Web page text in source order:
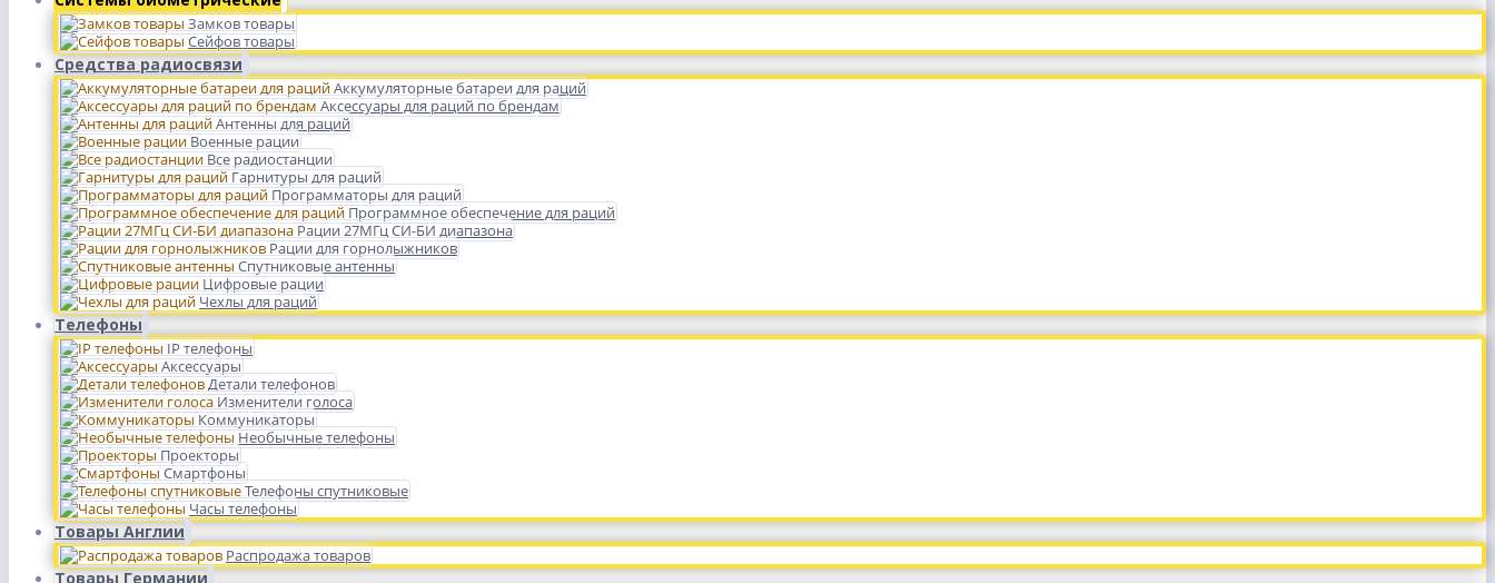
Замков товары
Сейфов товары
Средства радиосвязи
Аккумуляторные батареи для раций
Аксессуары для раций по брендам
Антенны для раций
Военные рации
Все радиостанции
Гарнитуры для раций
Программаторы для раций
Программное обеспечение для раций
Рации 27МГц СИ-БИ диапазона
Рации для горнолыжников
Спутниковые антенны
Цифровые рации
Чехлы для раций
Телефоны
IP телефоны
Аксессуары
Детали телефонов
Изменители голоса
Коммуникаторы
Необычные телефоны
Проекторы
Смартфоны
Телефоны спутниковые
Часы телефоны
Товары Англии
Распродажа товаров
Товары Германии